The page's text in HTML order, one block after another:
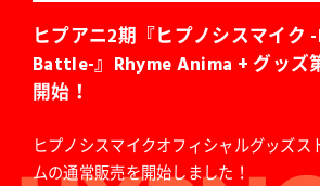
ヒプアニ2期『ヒプノシスマイク
Battle-』Rhyme Anima + グッズ
開始！
ヒプノシスマイクオフィシャルグッズス
ムの通常販売を開始しました！